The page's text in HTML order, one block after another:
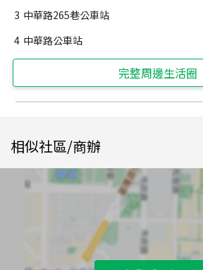
3 中華路265巷公車站
4 中華路公車站
完整周邊生活圈
相似社區/商辦